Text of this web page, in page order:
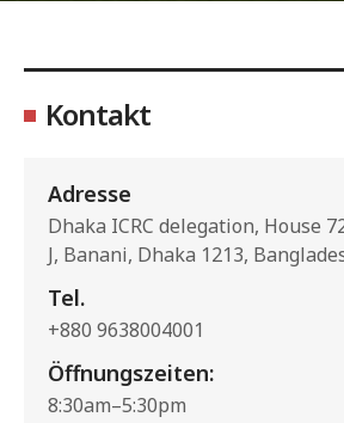
Kontakt
Adresse
Dhaka ICRC delegation, House
J, Banani, Dhaka 1213,
Tel.
+880 9638004001
Öffnungszeiten:
8:30am–5:30pm